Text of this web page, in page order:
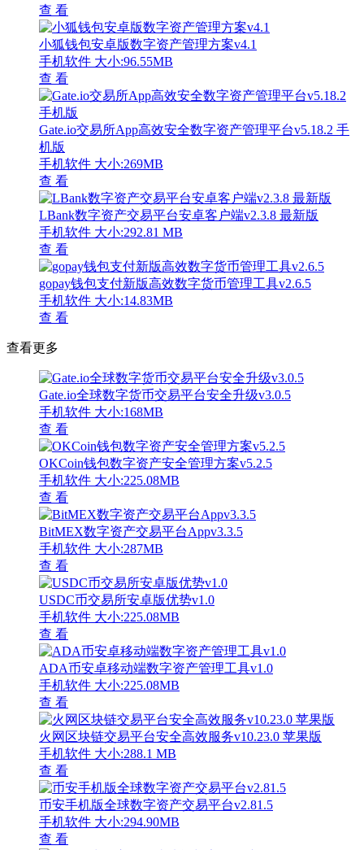
查 看
小狐钱包安卓版数字资产管理方案v4.1
手机软件 大小:96.55MB
查 看
Gate.io交易所App高效安全数字资产管理平台v5.18.2 手
机版
手机软件 大小:269MB
查 看
LBank数字资产交易平台安卓客户端v2.3.8 最新版
手机软件 大小:292.81 MB
查 看
gopay钱包支付新版高效数字货币管理工具v2.6.5
手机软件 大小:14.83MB
查 看
查看更多
Gate.io全球数字货币交易平台安全升级v3.0.5
手机软件 大小:168MB
查 看
OKCoin钱包数字资产安全管理方案v5.2.5
手机软件 大小:225.08MB
查 看
BitMEX数字资产交易平台Appv3.3.5
手机软件 大小:287MB
查 看
USDC币交易所安卓版优势v1.0
手机软件 大小:225.08MB
查 看
ADA币安卓移动端数字资产管理工具v1.0
手机软件 大小:225.08MB
查 看
火网区块链交易平台安全高效服务v10.23.0 苹果版
手机软件 大小:288.1 MB
查 看
币安手机版全球数字资产交易平台v2.81.5
手机软件 大小:294.90MB
查 看